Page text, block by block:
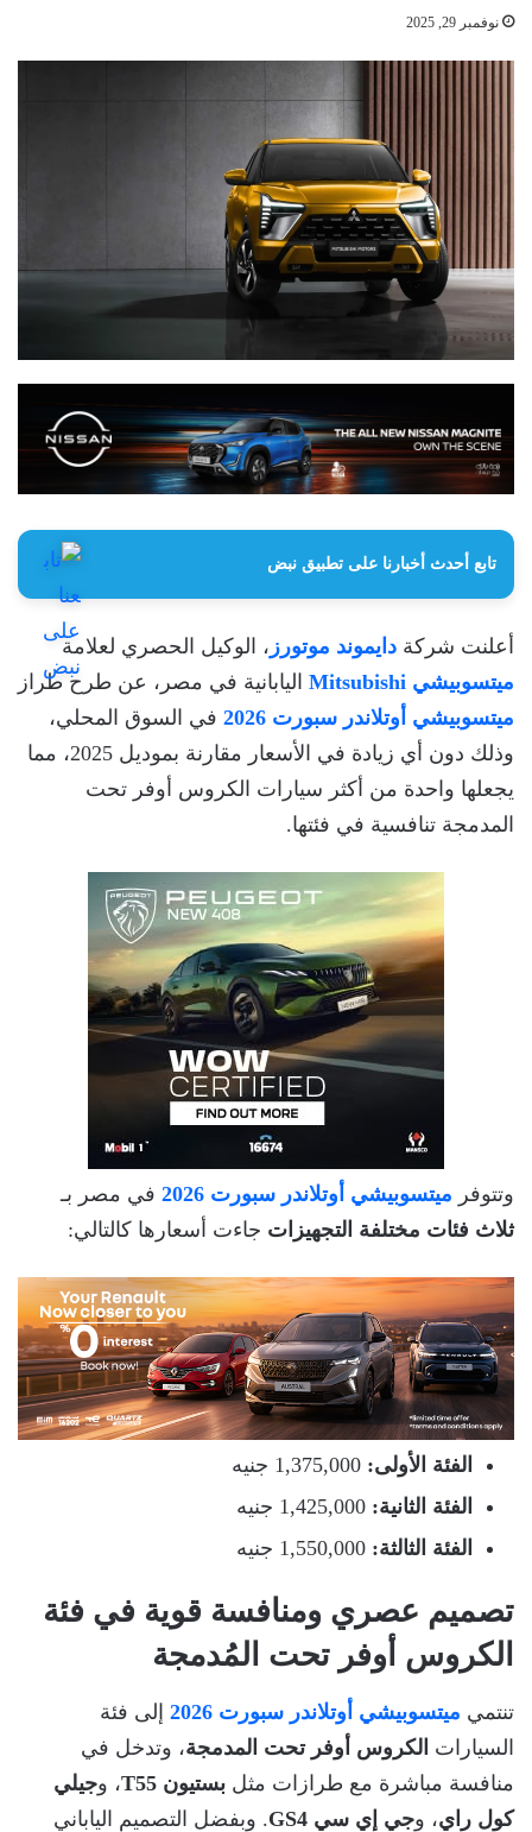
نوفمبر 29, 2025
تابع أحدث أخبارنا على تطبيق نبض
أعلنت شركة دايموند موتورز ، الوكيل الحصري لعلامة
ميتسوبيشي Mitsubishi
اليابانية في مصر، عن طرح طراز
ميتسوبيشي أوتلاندر سبورت 2026
في السوق المحلي،
وذلك دون أي زيادة في الأسعار مقارنة بموديل 2025، مما
يجعلها واحدة من أكثر سيارات الكروس أوفر تحت
المدمجة تنافسية في فئتها.
وتتوفر ميتسوبيشي أوتلاندر سبورت 2026
في مصر بـ
ثلاث فئات مختلفة التجهيزات جاءت أسعارها كالتالي:
الفئة الأولى:
الفئة الثانية:
الفئة الثالثة:
تصميم عصري ومنافسة قوية في فئة
الكروس أوفر تحت المُدمجة
تنتمي ميتسوبيشي أوتلاندر سبورت 2026
إلى فئة
السيارات الكروس أوفر تحت المدمجة، وتدخل في
منافسة مباشرة مع طرازات مثل بستيون T55 ، وجيلي
كول راي، وجي إي سي GS4
. وبفضل التصميم الياباني